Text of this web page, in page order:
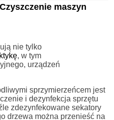
maszyn
nie tylko
, w tym
urządzeń
sprzymierzeńcem jest
i dezynfekcja sprzętu
zdezynfekowane sekatory
drzewa można przenieść na